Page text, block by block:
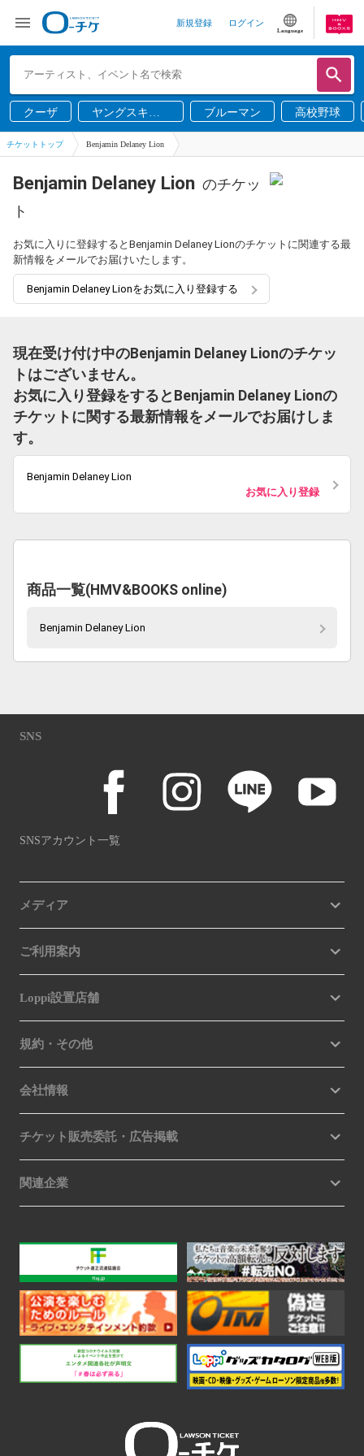
新規登録 ログイン
Language
クーザ
ヤングスキニ
ー
ブルーマン 高校野球
チケットトップ Benjamin Delaney Lion
Benjamin Delaney Lion のチケッ
ト
お気に入りに登録するとBenjamin Delaney Lionのチケットに関連する最
新情報をメールでお届けいたします。
Benjamin Delaney Lionをお気に入り登録する
現在受け付け中のBenjamin Delaney Lionのチケッ
トはございません。
お気に入り登録をするとBenjamin Delaney Lionの
チケットに関する最新情報をメールでお届けしま
す。
Benjamin Delaney Lion
お気に入り登録
商品一覧(HMV&BOOKS online)
Benjamin Delaney Lion
SNS
SNSアカウント一覧
メディア
ご利用案内
Loppi設置店舗
規約・その他
会社情報
チケット販売委託・広告掲載
関連企業